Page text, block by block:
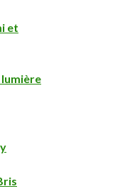
et